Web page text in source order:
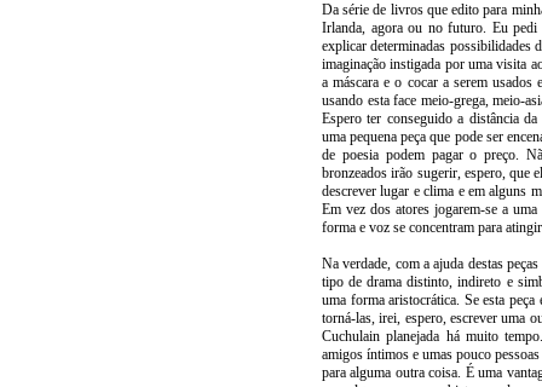
Da série de livros que edito para
Irlanda, agora ou no futuro. Eu pedi
explicar determinadas possibilidades
imaginação instigada por uma visita
a máscara e o cocar a serem
usando esta face meio-grega, meio-
Espero ter conseguido a distância
uma pequena peça que pode ser
de poesia podem pagar o preço.
bronzeados irão sugerir, espero, que
descrever lugar e clima e em alguns
Em vez dos atores jogarem-se a
forma e voz se concentram para
Na verdade, com a ajuda destas
tipo de drama distinto, indireto e
uma forma aristocrática. Se esta
torná-las, irei, espero, escrever uma
Cuchulain planejada há muito
amigos íntimos e umas pouco
para alguma outra coisa. É uma